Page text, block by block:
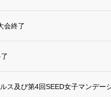
会終了
ス及び第4回SEED女子マンデー